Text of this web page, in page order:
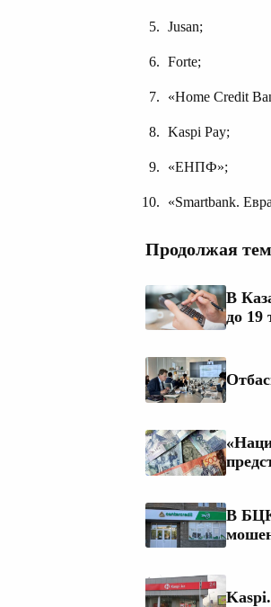
Jusan;
Forte;
«Home Credit
Kaspi Pay;
«ЕНПФ»;
«Smartbank.
Продолжая
В
до 19
В БЦК